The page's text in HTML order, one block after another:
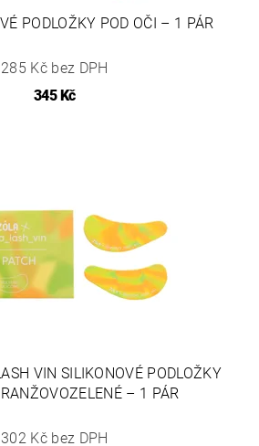
PODLOŽKY POD OČI – 1 PÁR
285 Kč bez DPH
345 Kč
VIN SILIKONOVÉ PODLOŽKY
– 1 PÁR
302 Kč bez DPH